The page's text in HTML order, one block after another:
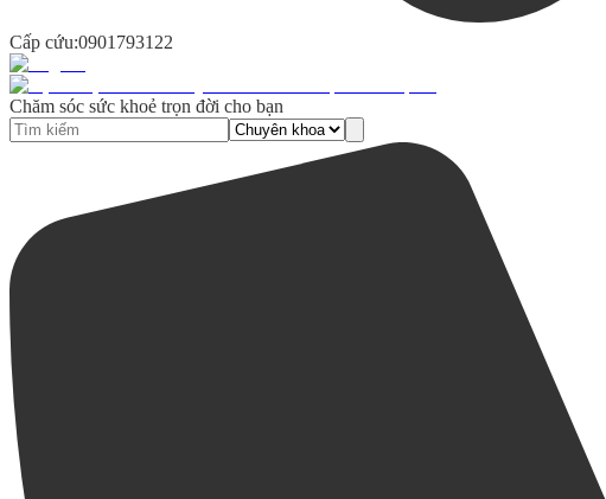
Cấp cứu:0901793122
Chăm sóc sức khoẻ trọn đời cho bạn